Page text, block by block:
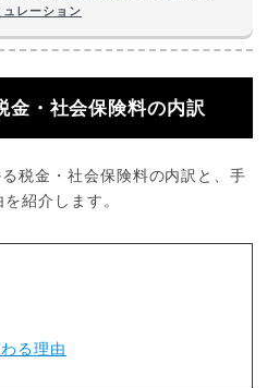
ュレーション
金・社会保険料の内訳
税金・社会保険料の内訳と、手
紹介します。
る理由